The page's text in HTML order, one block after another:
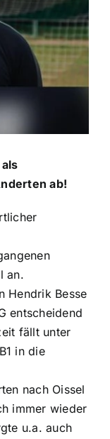
ab!
an.
Hendrik Besse
entscheidend
fällt unter
in die
nach Oissel
immer wieder
u.a. auch